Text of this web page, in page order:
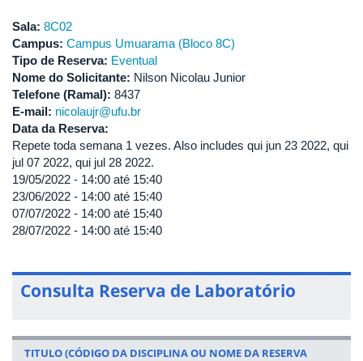
Sala: 8C02
Campus: Campus Umuarama (Bloco 8C)
Tipo de Reserva: Eventual
Nome do Solicitante: Nilson Nicolau Junior
Telefone (Ramal): 8437
E-mail: nicolaujr@ufu.br
Data da Reserva:
Repete toda semana 1 vezes. Also includes qui jun 23 2022, qui
jul 07 2022, qui jul 28 2022.
19/05/2022 - 14:00 até 15:40
23/06/2022 - 14:00 até 15:40
07/07/2022 - 14:00 até 15:40
28/07/2022 - 14:00 até 15:40
Consulta Reserva de Laboratório
TITULO (CÓDIGO DA DISCIPLINA OU NOME DA RESERVA